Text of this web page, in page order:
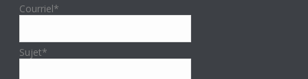
Courriel*
Sujet*